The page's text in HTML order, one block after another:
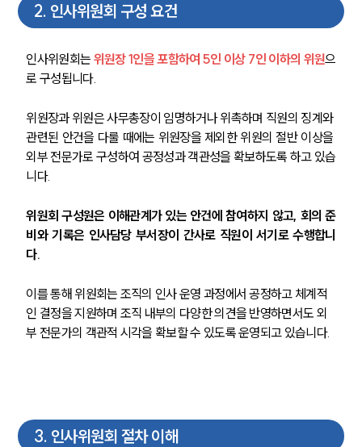
2. 인사위원회 구성 요건
인사위원회는 위원장 1인을 포함하여 5인 이상 7인 이하의 위원으
로 구성됩니다.
위원장과 위원은 사무총장이 임명하거나 위촉하며 직원의 징계와
관련된 안건을 다룰 때에는 위원장을 제외한 위원의 절반 이상을
외부 전문가로 구성하여 공정성과 객관성을 확보하도록 하고 있습
니다.
위원회 구성원은 이해관계가 있는 안건에 참여하지 않고, 회의 준
비와 기록은 인사담당 부서장이 간사로 직원이 서기로 수행합니
다.
이를 통해 위원회는 조직의 인사 운영 과정에서 공정하고 체계적
인 결정을 지원하며 조직 내부의 다양한 의견을 반영하면서도 외
부 전문가의 객관적 시각을 확보할 수 있도록 운영되고 있습니다.
3. 인사위원회 절차 이해